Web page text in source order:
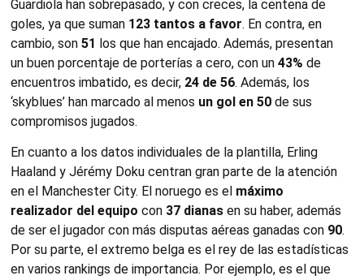
Guardiola han sobrepasado, y con creces, la centena de
goles, ya que suman 123 tantos a favor. En contra, en
cambio, son 51 los que han encajado. Además, presentan
un buen porcentaje de porterías a cero, con un 43% de
encuentros imbatido, es decir, 24 de 56. Además, los
‘skyblues’ han marcado al menos un gol en 50 de sus
compromisos jugados.
En cuanto a los datos individuales de la plantilla, Erling
Haaland y Jérémy Doku centran gran parte de la atención
en el Manchester City. El noruego es el máximo
realizador del equipo con 37 dianas en su haber, además
de ser el jugador con más disputas aéreas ganadas con 90.
Por su parte, el extremo belga es el rey de las estadísticas
en varios rankings de importancia. Por ejemplo, es el que